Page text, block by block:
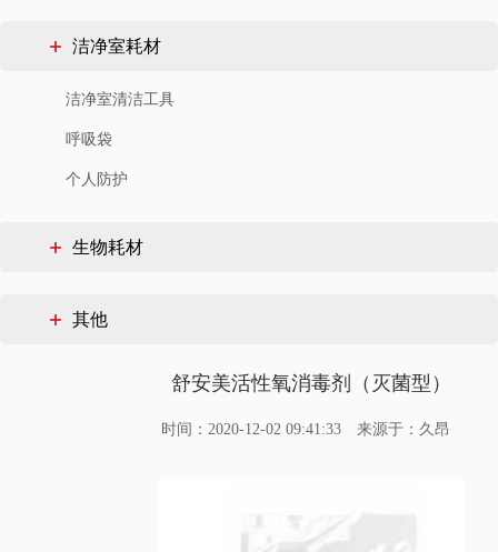
洁净室耗材
洁净室清洁工具
呼吸袋
个人防护
生物耗材
其他
舒安美活性氧消毒剂（灭菌型）
时间：2020-12-02 09:41:33 来源于：久昂